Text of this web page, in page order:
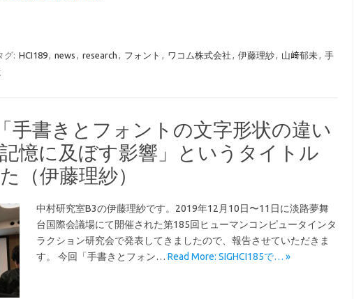
グ: HCI189, news , research , フォント , ワコム株式会社 , 伊藤理紗, 山﨑郁未, 手
手書きとフォントの文字形状の違い
憶に及ぼす影響」というタイトル
（伊藤理紗）
中村研究室B3の伊藤理紗です。2019年12月10日〜11日に淡路夢舞
台国際会議場にて開催された第185回ヒューマンコンピュータインタ
ラクション研究会で発表してきましたので、報告させていただきま
す。 今回「手書きとフォン… Read More: SIGHCI185で… »